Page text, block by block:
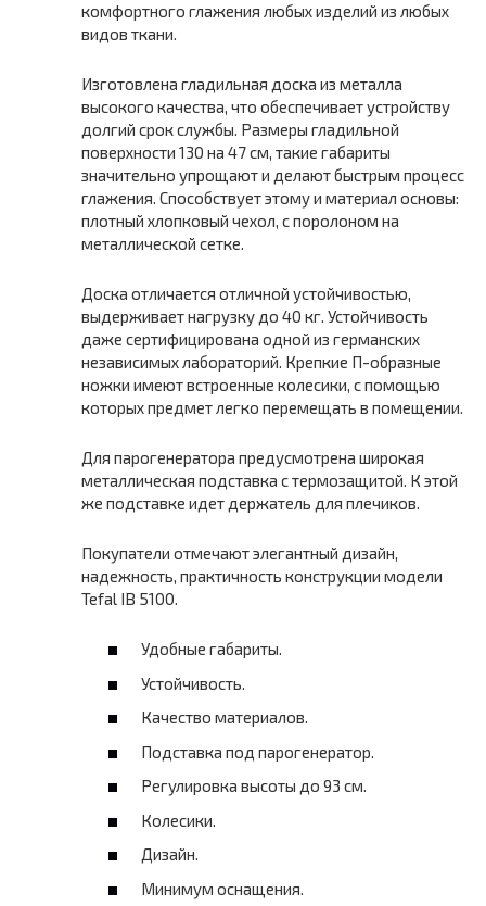
комфортного глажения любых изделий из любых
видов ткани.
Изготовлена гладильная доска из металла
высокого качества, что обеспечивает устройству
долгий срок службы. Размеры гладильной
поверхности 130 на 47 см, такие габариты
значительно упрощают и делают быстрым процесс
глажения. Способствует этому и материал основы:
плотный хлопковый чехол, с поролоном на
металлической сетке.
Доска отличается отличной устойчивостью,
выдерживает нагрузку до 40 кг. Устойчивость
даже сертифицирована одной из германских
независимых лабораторий. Крепкие П-образные
ножки имеют встроенные колесики, с помощью
которых предмет легко перемещать в помещении.
Для парогенератора предусмотрена широкая
металлическая подставка с термозащитой. К этой
же подставке идет держатель для плечиков.
Покупатели отмечают элегантный дизайн,
надежность, практичность конструкции модели
Tefal IB 5100.
Удобные габариты.
Устойчивость.
Качество материалов.
Подставка под парогенератор.
Регулировка высоты до 93 см.
Колесики.
Дизайн.
Минимум оснащения.